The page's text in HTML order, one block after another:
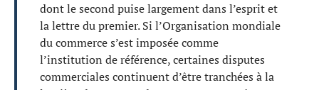
dont le second puise largement dans l’esprit et
la lettre du premier. Si l’Organisation mondiale
du commerce s’est imposée comme
l’institution de référence, certaines disputes
commerciales continuent d’être tranchées à la